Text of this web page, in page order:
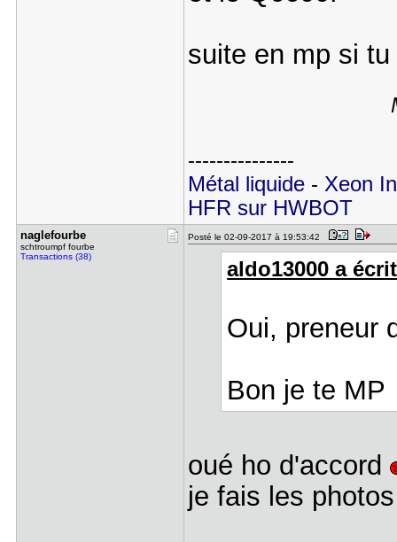
suite en mp si
---------------
Métal liquide- Xeon
HFR sur HWBOT
naglefourb​e
schtroumpf fourbe
Transactions (38)
Posté le 02-09-2017 à 19:53:42
aldo13000 a
Oui, preneur
Bon je te MP
oué ho d'accord
je fais les